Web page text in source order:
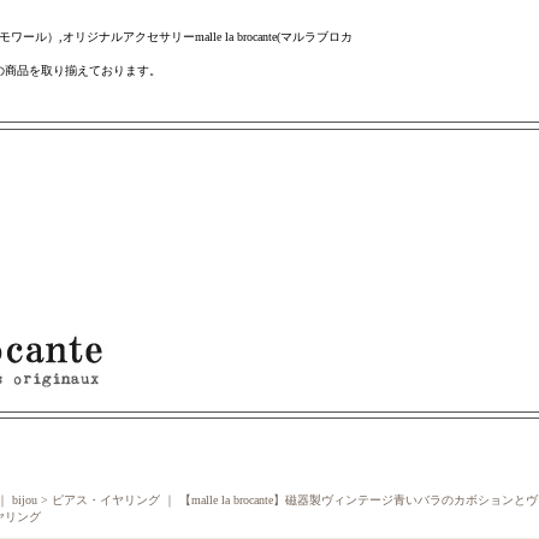
ワール）,オリジナルアクセサリーmalle la brocante(マルラブロカ
品を取り揃えております。
bijou > ピアス・イヤリング ｜
【malle la brocante】磁器製ヴィンテージ青いバラのカボション
リング